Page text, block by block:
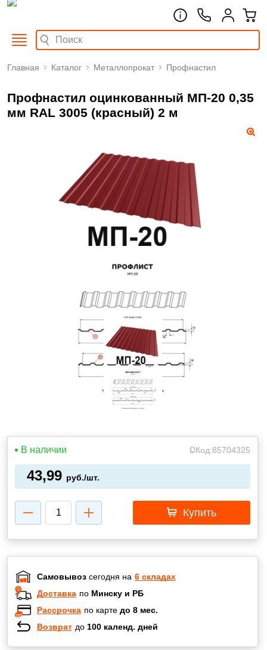
Главная Каталог Металлопрокат Профнастил
Профнастил оцинкованный МП-20 0,35
мм RAL 3005 (красный) 2 м
В наличии Код:85704325
43,99 руб./шт.
Купить
Самовывоз сегодня на 6 складах
Доставка по Минску и РБ
Рассрочка по карте до 8 мес.
Возврат до 100 календ. дней